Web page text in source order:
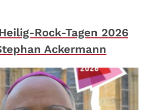
Rock-Tagen 2026
Ackermann